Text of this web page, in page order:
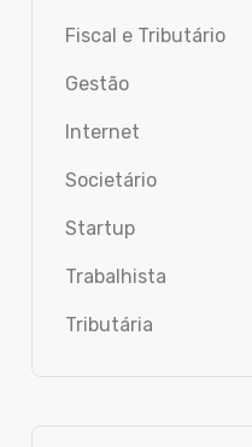
Fiscal e Tributário
Gestão
Internet
Societário
Startup
Trabalhista
Tributária